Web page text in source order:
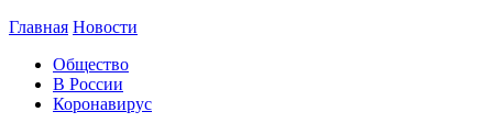
Главная Новости
Общество
В России
Коронавирус